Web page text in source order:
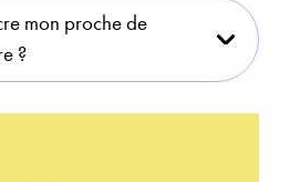
mon proche de
?